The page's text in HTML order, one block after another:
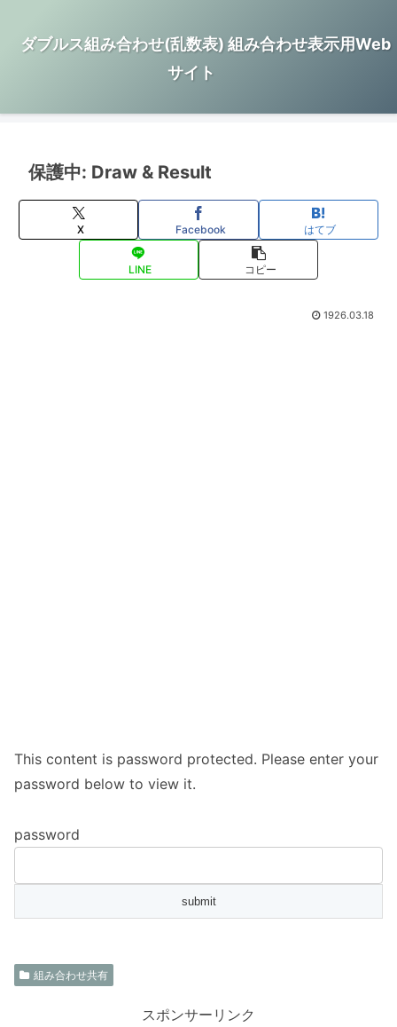
ダブルス組み合わせ(乱数表) 組み合わせ表示用Web
サイト
保護中: Draw & Result
X Facebook はてブ
LINE コピー
1926.03.18
This content is password protected. Please enter your
password below to view it.
password
組み合わせ共有
スポンサーリンク